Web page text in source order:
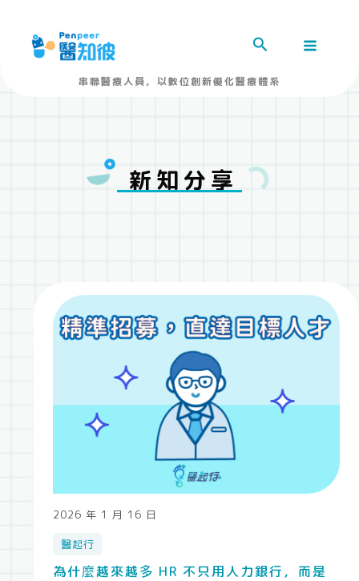
MENU
串聯醫療人員，以數位創新優化醫療體系
新知分享
2026 年 1 月 16 日
醫起行
為什麼越來越多 HR 不只用人力銀行，而是